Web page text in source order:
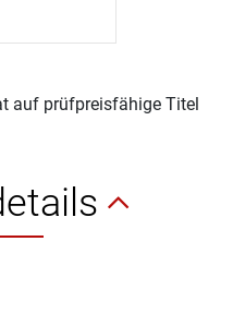
auf prüfpreisfähige Titel